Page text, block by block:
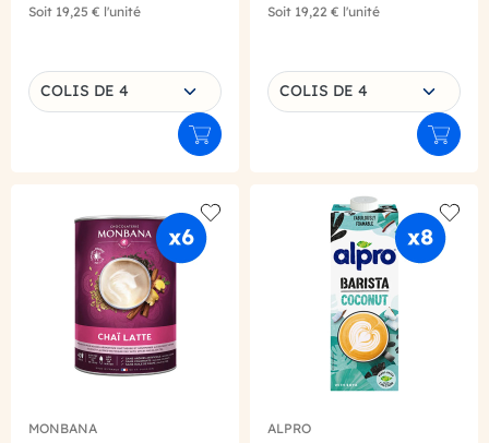
Soit 19,25 € l'unité
Choisissez une déclinaison
COLIS DE 4
Ajouter au panier
Soit 19,22 € l'unité
Choisissez une déclinaison
COLIS DE 4
Add to wishlist
MONBANA
Add
ALPRO